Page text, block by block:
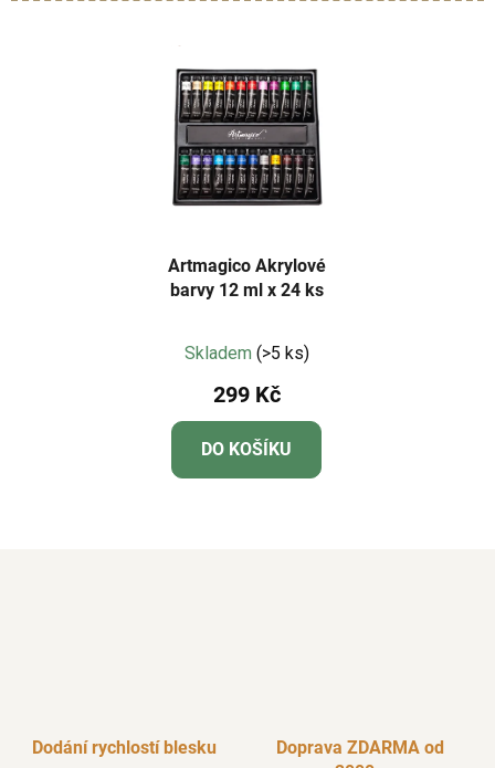
Artmagico Akrylové
barvy 12 ml x 24 ks
hodnocení
produktu
je
5,0
z
Skladem (>5 ks)
299 Kč
DO KOŠÍKU
Dodání rychlostí blesku
Doprava ZDARMA od